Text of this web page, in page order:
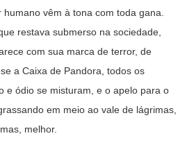
humano vêm à tona com toda gana.
restava submerso na sociedade,
com sua marca de terror, de
a Caixa de Pandora, todos os
e ódio se misturam, e o apelo para o
em meio ao vale de lágrimas,
melhor.